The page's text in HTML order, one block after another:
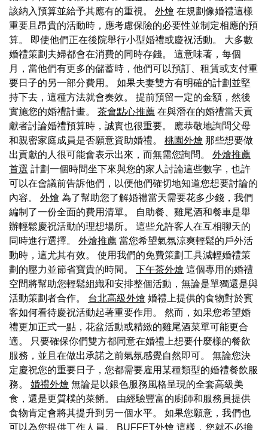
該納入預算並給予其應有的重視。 外燴 在規劃像婚禮這樣
重要且昂貴的活動時，應考慮保險的必要性並制定相應的預
算。 即使他們正在後院舉行小型婚禮或慶祝活動。 大多數
婚禮策劃夫婦都會在消費的同時存錢。 這意味著，每個
月，當他們有更多的儲蓄時，他們可以預訂、租賃或支付重
要日子的另一部分費用。 如果夫妻雙方有明確的計劃並堅
持下去，這種方法就會奏效。 提前預留一定的金額，然後
實施您的婚禮計畫。 茶會點心推薦 在與潛在的婚禮當天貢
獻者討論婚禮預算時，誠實也很重要。 應恭敬地詢問父母
和親密家庭成員是否願意資助婚禮。 桃園外燴 那些想要做
出貢獻的人很可能會表示出來，而無需您詢問。 外燴推薦
首選 計劃一個時間坐下來與您的家人討論這些數字，也許
可以在會議前告訴他們，以便他們確切地知道您想要討論的
內容。 外燴 為了幫助您了解婚禮當天需要花多少錢，我們
編制了一份全面的費用清單。 自助餐、雞尾酒和餐車是舉
辦輕鬆慶祝活動的理想場所。 這些允許客人在互相聊天的
同時進行選擇。 外燴推薦 當您希望氣氛涼爽輕鬆的戶外活
動時，這尤其有效。 使用我們的免費策劃工具減輕婚禮策
劃的壓力並節省寶貴的時間。 下午茶外燴 這個專用的婚禮
空間將幫助您輕鬆組織和安排整個活動，無論是單獨還是與
活動策劃者合作。 台北高級外燴 婚禮上提供的食物對於賓
客如何看待慶祝活動起著重要作用。 然而，如果您希望婚
禮更加正式一點，花盆活動或精緻的雞尾酒菜單可能更合
適。 只要確保你們雙方都同意在婚禮上想要什麼樣的餐飲
服務，並且在做出承諾之前氣氛感覺自然即可。 無論您決
定慶祝您的重要日子，您都需要雇用某種類型的婚禮餐飲服
務。 婚禮外燴 無論是以銀色服務風格呈現的全套高級美
食，還是更質樸的菜餚。 由經驗豐富的廚師和服務員提供
食物肯定會將其提升到另一個水平。 如果您願意，我們也
可以為您提供工作人員。
BUFFET外燴 這樣，您就不必擔